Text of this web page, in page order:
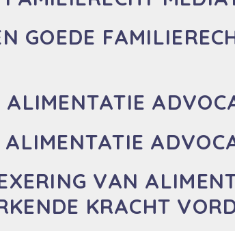
GOEDE
ALIMENTATIE
VAN
KRACHT